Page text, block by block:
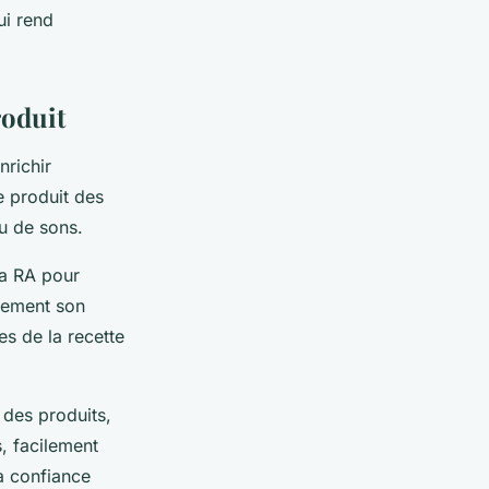
rend
produit des
de sons.
RA pour
son
de la recette
produits,
facilement
confiance